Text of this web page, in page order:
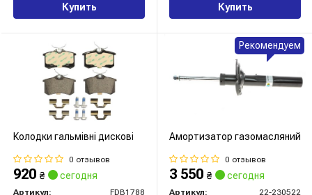
Купить Купить
Колодки гальмівні дискові
0 отзывов
920 ₴ сегодня
Артикул: FDB1788
Амортизатор газомасляний
0 отзывов
3 550 ₴ сегодня
Артикул: 22-230522
Рекомендуем